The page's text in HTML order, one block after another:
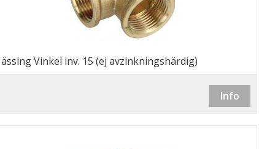
Vinkel inv. 15 (ej avzinkningshärdig)
Info